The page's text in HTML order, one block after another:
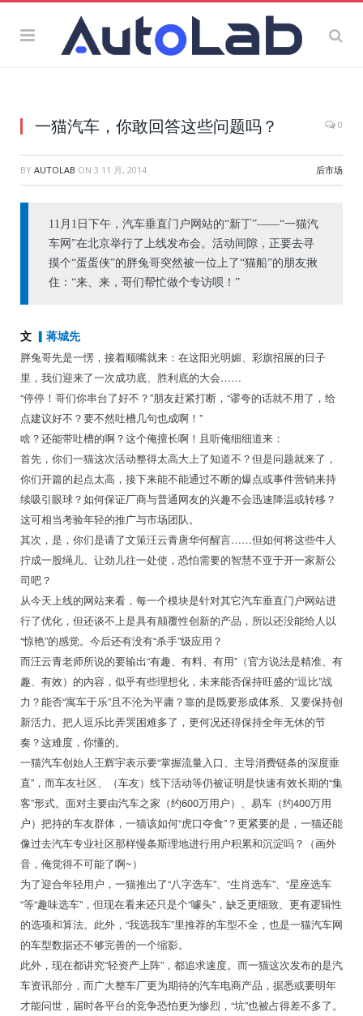
一猫汽车，你敢回答这些问题吗？ 0
BY AUTOLAB ON 3 11 月, 2014 后市场
11月1日下午，汽车垂直门户网站的“新丁”——“一猫汽
车网”在北京举行了上线发布会。活动间隙，正要去寻
摸个“蛋蛋侠”的胖兔哥突然被一位上了“猫船”的朋友揪
住：“来、来，哥们帮忙做个专访呗！”
文 ▎蒋城先
胖兔哥先是一愣，接着顺嘴就来：在这阳光明媚、彩旗招展的日子
里，我们迎来了一次成功底、胜利底的大会……
“停停！哥们你串台了好不？”朋友赶紧打断，“谬夸的话就不用了，给
点建议好不？要不然吐槽几句也成啊！”
啥？还能带吐槽的啊？这个俺擅长啊！且听俺细细道来：
首先，你们一猫这次活动整得太高大上了知道不？但是问题就来了，
你们开篇的起点太高，接下来能不能通过不断的爆点或事件营销来持
续吸引眼球？如何保证厂商与普通网友的兴趣不会迅速降温或转移？
这可相当考验年轻的推广与市场团队。
其次，是，你们是请了文策汪云青唐华何醒言……但如何将这些牛人
拧成一股绳儿、让劲儿往一处使，恐怕需要的智慧不亚于开一家新公
司吧？
从今天上线的网站来看，每一个模块是针对其它汽车垂直门户网站进
行了优化，但还谈不上是具有颠覆性创新的产品，所以还没能给人以
“惊艳”的感觉。今后还有没有“杀手”级应用？
而汪云青老师所说的要输出“有趣、有料、有用”（官方说法是精准、有
趣、有效）的内容，似乎有些理想化，未来能否保持旺盛的“逗比”战
力？能否“寓车于乐”且不沦为平庸？靠的是既要形成体系、又要保持创
新活力。把人逗乐比弄哭困难多了，更何况还得保持全年无休的节
奏？这难度，你懂的。
一猫汽车创始人王辉宇表示要“掌握流量入口、主导消费链条的深度垂
直”，而车友社区、（车友）线下活动等仍被证明是快速有效长期的“集
客”形式。面对主要由汽车之家（约600万用户）、易车（约400万用
户）把持的车友群体，一猫该如何“虎口夺食”？更紧要的是，一猫还能
像过去汽车专业社区那样慢条斯理地进行用户积累和沉淀吗？（画外
音，俺觉得不可能了啊~）
为了迎合年轻用户，一猫推出了“八字选车”、“生肖选车”、“星座选车
“等“趣味选车”，但现在看来还只是个“噱头”，缺乏更细致、更有逻辑性
的选项和算法。此外，“我选我车”里推荐的车型不全，也是一猫汽车网
的车型数据还不够完善的一个缩影。
此外，现在都讲究“轻资产上阵”，都追求速度。而一猫这次发布的是汽
车资讯部分，而广大整车厂更为期待的汽车电商产品，据悉或要明年
才能问世，届时各平台的竞争恐怕更为惨烈，“坑”也被占得差不多了。